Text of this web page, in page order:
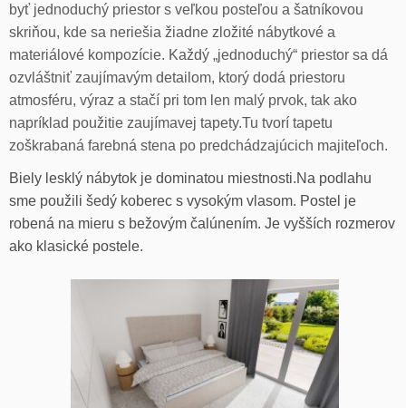
byť jednoduchý priestor s veľkou posteľou a šatníkovou
skriňou, kde sa neriešia žiadne zložité nábytkové a
materiálové kompozície. Každý „jednoduchý“ priestor sa dá
ozvláštniť zaujímavým detailom, ktorý dodá priestoru
atmosféru, výraz a stačí pri tom len malý prvok, tak ako
napríklad použitie zaujímavej tapety.Tu tvorí tapetu
zoškrabaná farebná stena po predchádzajúcich majiteľoch.
Biely lesklý nábytok je dominatou miestnosti.Na podlahu
sme použili šedý koberec s vysokým vlasom. Postel je
robená na mieru s bežovým čalúnením. Je vyšších rozmerov
ako klasické postele.